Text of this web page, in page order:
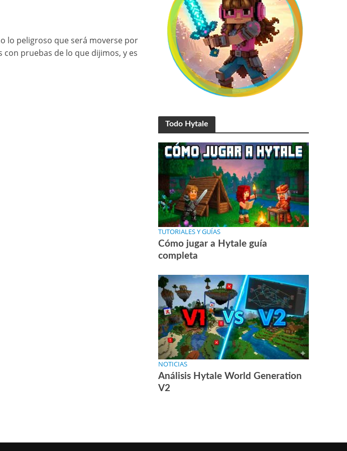
lo peligroso que será moverse por
pruebas de lo que dijimos, y es
Todo Hytale
TUTORIALES Y GUÍAS
Cómo jugar a Hytale guía
completa
NOTICIAS
Análisis Hytale World Generation
V2